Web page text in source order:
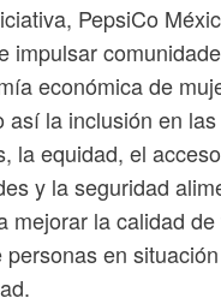
PepsiCo
impulsar
económica de
así la inclusión en
la equidad, el
y la seguridad
mejorar la calidad
personas en